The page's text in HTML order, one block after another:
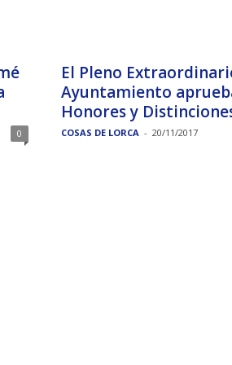
0
El Pleno
Ayuntamiento
Honores y
COSAS DE LORCA - 20/11/2017